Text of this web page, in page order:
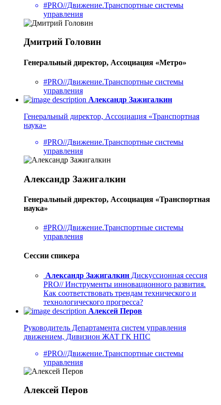
#PRO//Движение.Транспортные системы
управления
Дмитрий Головин
Генеральный директор, Ассоциация «Метро»
#PRO//Движение.Транспортные системы
управления
Александр Зажигалкин
Генеральный директор, Ассоциация «Транспортная
наука»
#PRO//Движение.Транспортные системы
управления
Александр Зажигалкин
Генеральный директор, Ассоциация «Транспортная
наука»
#PRO//Движение.Транспортные системы
управления
Сессии спикера
Александр Зажигалкин Дискуссионная сессия
PRO// Инструменты инновационного развития.
Как соответствовать трендам технического и
технологического прогресса?
Алексей Перов
Руководитель Департамента систем управления
движением, Дивизион ЖАТ ГК НПС
#PRO//Движение.Транспортные системы
управления
Алексей Перов